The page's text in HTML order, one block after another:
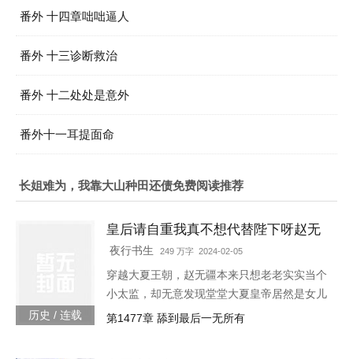
番外 十四章咄咄逼人
番外 十三诊断救治
番外 十二处处是意外
番外十一耳提面命
长姐难为，我靠大山种田还债免费阅读推荐
历史 / 连载
皇后请自重我真不想代替陛下呀赵无
疆轩辕靖独孤明玥
夜行书生 249 万字 2024-02-05
穿越大夏王朝，赵无疆本来只想老老实实当个
小太监，却无意发现堂堂大夏皇帝居然是女儿
身！“大胆奴才，竟然还没净身，朕诛你九
第1477章 舔到最后一无所有